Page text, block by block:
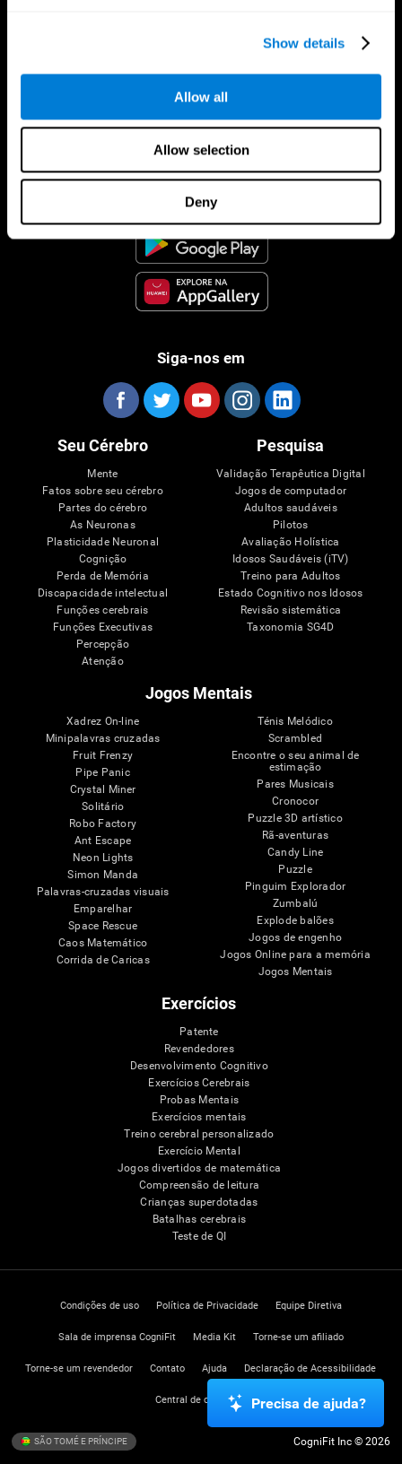
Show details
Allow all
Allow selection
Deny
CogniFit Aplicação
Siga-nos em
Seu Cérebro
Mente
Fatos sobre seu cérebro
Partes do cérebro
As Neuronas
Plasticidade Neuronal
Cognição
Perda de Memória
Discapacidade intelectual
Funções cerebrais
Funções Executivas
Percepção
Atenção
Pesquisa
Validação Terapêutica Digital
Jogos de computador
Adultos saudáveis
Pilotos
Avaliação Holística
Idosos Saudáveis (iTV)
Treino para Adultos
Estado Cognitivo nos Idosos
Revisão sistemática
Taxonomia SG4D
Jogos Mentais
Xadrez On-line
Minipalavras cruzadas
Fruit Frenzy
Pipe Panic
Crystal Miner
Solitário
Robo Factory
Ant Escape
Neon Lights
Simon Manda
Palavras-cruzadas visuais
Emparelhar
Space Rescue
Caos Matemático
Corrida de Caricas
Ténis Melódico
Scrambled
Encontre o seu animal de
estimação
Pares Musicais
Cronocor
Puzzle 3D artístico
Rã-aventuras
Candy Line
Puzzle
Pinguim Explorador
Zumbalú
Explode balões
Jogos de engenho
Jogos Online para a memória
Jogos Mentais
Exercícios
Patente
Revendedores
Desenvolvimento Cognitivo
Exercícios Cerebrais
Probas Mentais
Exercícios mentais
Treino cerebral personalizado
Exercício Mental
Jogos divertidos de matemática
Compreensão de leitura
Crianças superdotadas
Batalhas cerebrais
Teste de QI
Condições de uso Política de Privacidade Equipe Diretiva
Sala de imprensa CogniFit Media Kit Torne-se um afiliado
Torne-se um revendedor Contato Ajuda Declaração de Acessibilidade
Central de confiança
SÃO TOMÉ E PRÍNCIPE CogniFit Inc © 2026
Precisa de ajuda?